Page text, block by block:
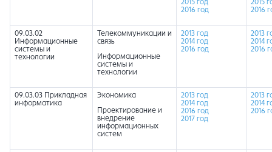
2015 год
2016 год
2015
2016
09.03.02
Информационные
системы и
технологии
Телекоммуникации и
связь
Информационные
системы и
технологии
2013 год
2014 год
2016 год
2013
2014
2016
09.03.03 Прикладная
информатика
Экономика
Проектирование и
внедрение
информационных
систем
2013 год
2014 год
2016 год
2017 год
2013
2014
2016